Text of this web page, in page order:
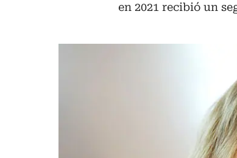
en 2021 recibió un